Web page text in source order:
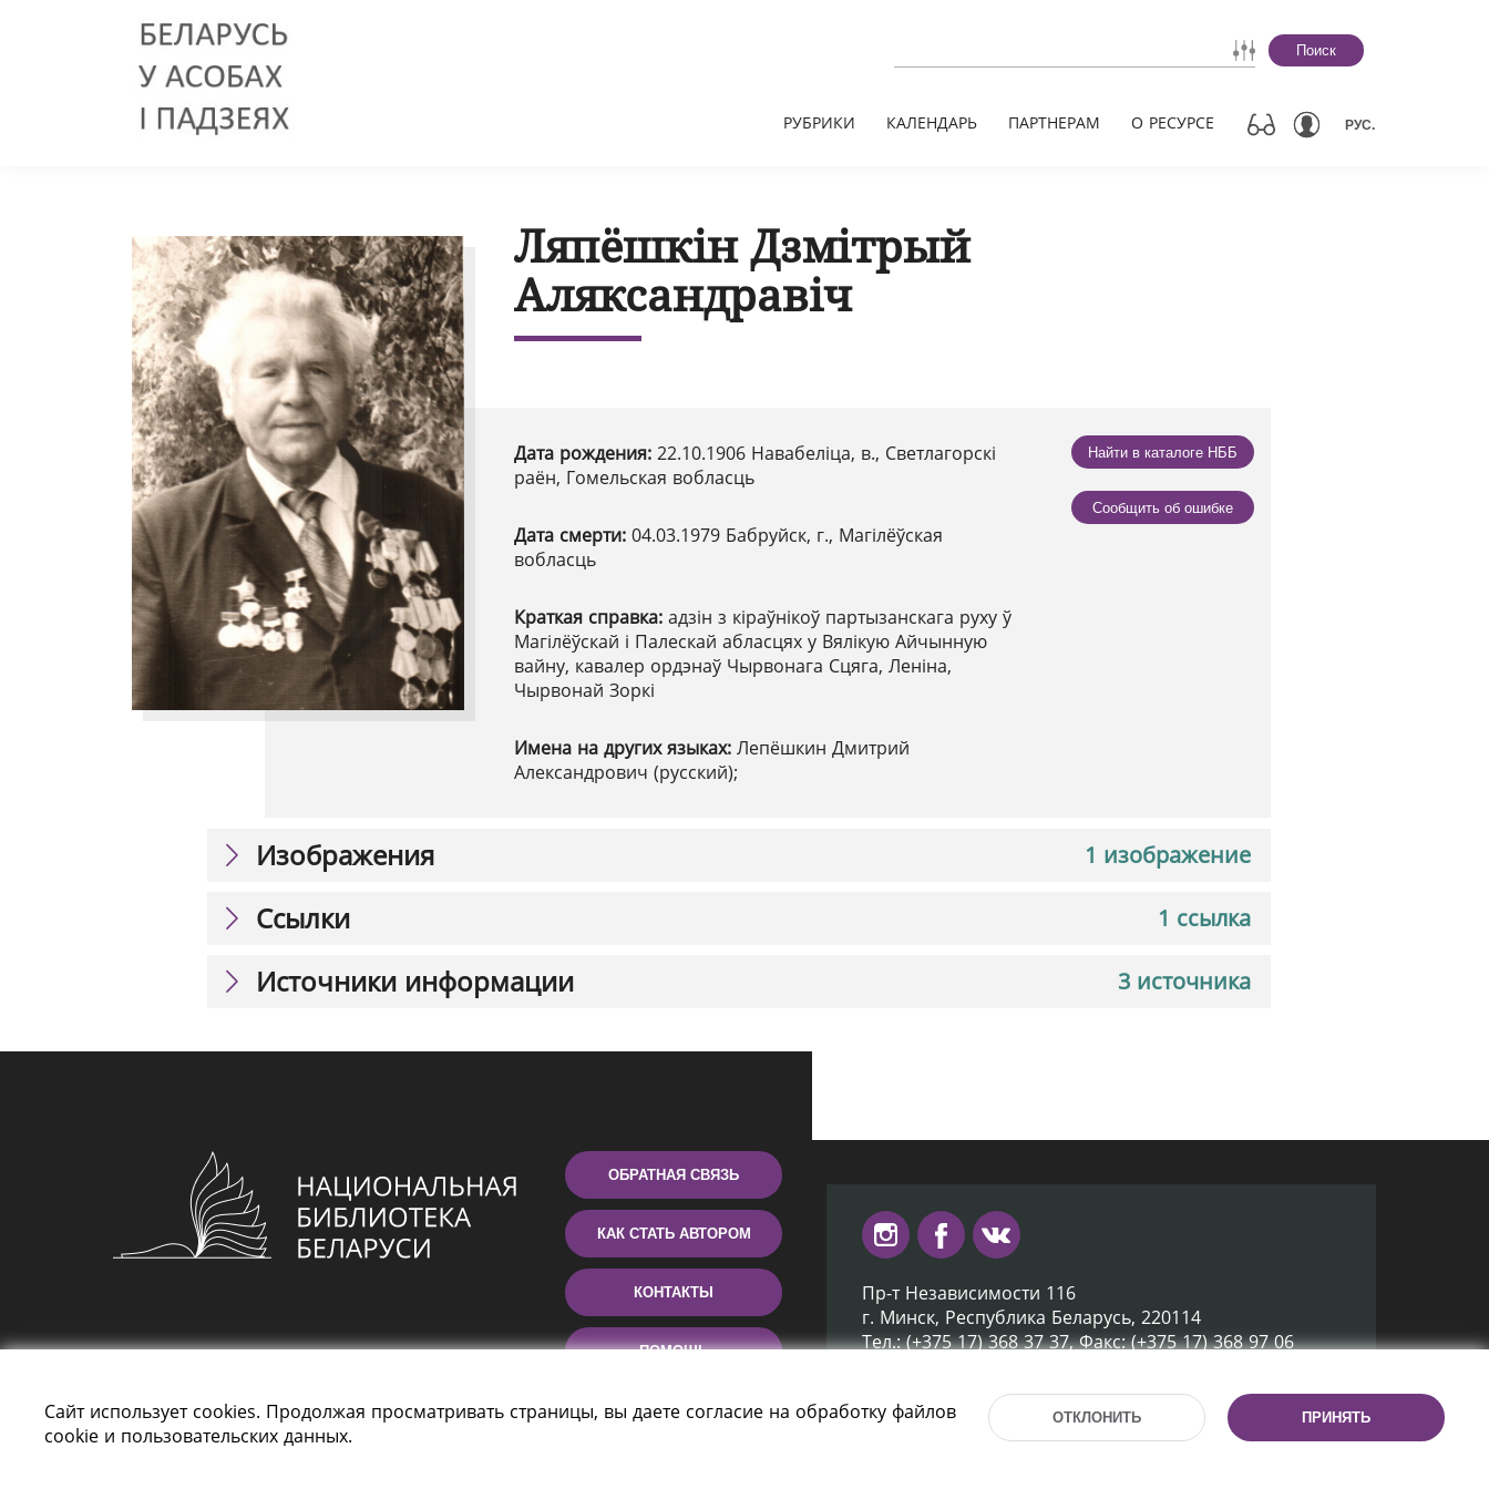
Поиск
РУБРИКИ КАЛЕНДАРЬ ПАРТНЕРАМ О РЕСУРСЕ РУС.
Ляпёшкін Дзмітрый
Аляксандравіч
Дата рождения: 22.10.1906 Навабеліца, в., Светлагорскі
раён, Гомельская вобласць
Дата смерти: 04.03.1979 Бабруйск, г., Магілёўская
вобласць
Краткая справка: адзін з кіраўнікоў партызанскага руху ў
Магілёўскай і Палескай абласцях у Вялікую Айчынную
вайну, кавалер ордэнаў Чырвонага Сцяга, Леніна,
Чырвонай Зоркі
Имена на других языках: Лепёшкин Дмитрий
Александрович (русский);
Найти в каталоге НББ
Сообщить об ошибке
1 изображение
Изображения
1 ссылка
Ссылки
3 источника
Источники информации
ОБРАТНАЯ СВЯЗЬ
КАК СТАТЬ АВТОРОМ
КОНТАКТЫ
ПОМОЩЬ
Пр-т Независимости 116
г. Минск, Республика Беларусь, 220114
Тел.: (+375 17) 368 37 37, Факс: (+375 17) 368 97 06
Все права защищены «Национальная библиотека Беларуси» 2006 — 2026 Разработка сайта:mrsoft.by
Сайт использует cookies. Продолжая просматривать страницы, вы даете согласие на обработку файлов
cookie и пользовательских данных.
ОТКЛОНИТЬ ПРИНЯТЬ